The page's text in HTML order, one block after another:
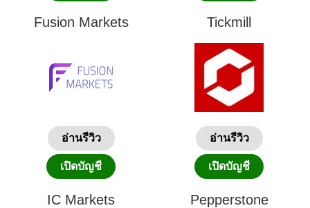
Fusion Markets
อ่านรีวิว
เปิดบัญชี
Tickmill
อ่านรีวิว
เปิดบัญชี
IC Markets Pepperstone